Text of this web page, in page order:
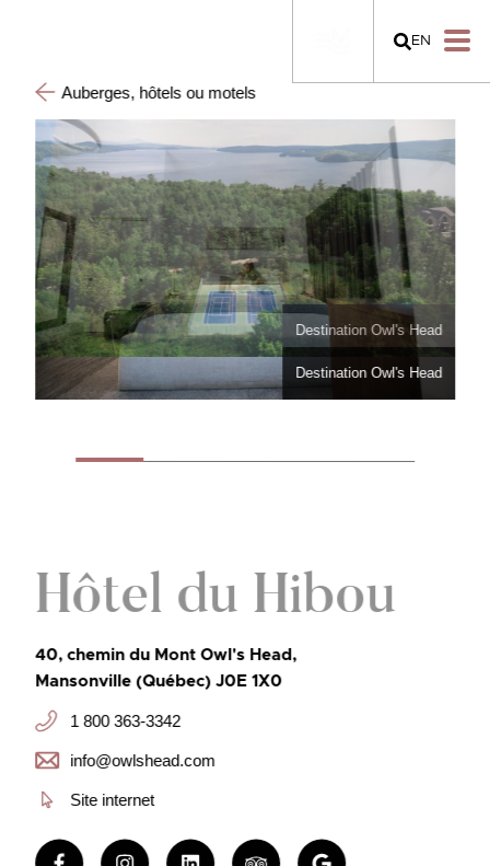
EN
Auberges, hôtels ou motels
Destination Owl's Head
Destination Owl's Head
Hôtel du Hibou
40, chemin du Mont Owl's Head,
Mansonville (Québec) J0E 1X0
1 800 363-3342
info@owlshead.com
Site internet